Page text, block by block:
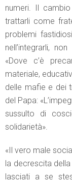
numeri. Il
trattarli come
problemi
nell’integrarli,
«Dove c’è
materiale,
delle mafie e dei
del Papa:
sussulto di
solidarietà».
«Il vero male
la decrescita
lasciati a se